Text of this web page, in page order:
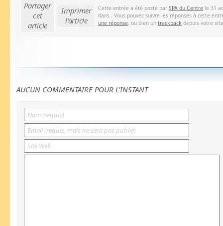
Partager
cet
article
Imprimer
l'article
Cette entrée a été posté par SPA du Centre le 31
dans . Vous pouvez suivre les réponses à cette
une réponse, ou bien un trackback depuis votre
AUCUN COMMENTAIRE POUR L'INSTANT